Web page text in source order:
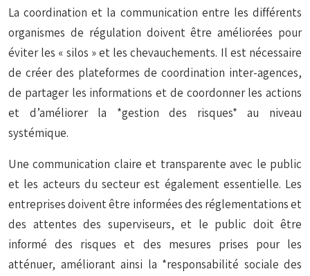
La coordination et la communication entre les différents
organismes de régulation doivent être améliorées pour
éviter les « silos » et les chevauchements. Il est nécessaire
de créer des plateformes de coordination inter-agences,
de partager les informations et de coordonner les actions
et d’améliorer la *gestion des risques* au niveau
systémique.
Une communication claire et transparente avec le public
et les acteurs du secteur est également essentielle. Les
entreprises doivent être informées des réglementations et
des attentes des superviseurs, et le public doit être
informé des risques et des mesures prises pour les
atténuer, améliorant ainsi la *responsabilité sociale des